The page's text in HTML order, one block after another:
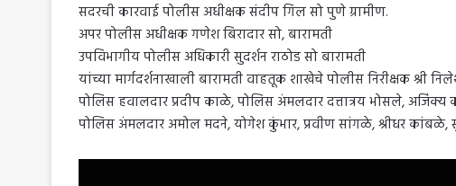
सदरची कारवाई पोलीस अधीक्षक संदीप गिल सो पुणे ग्रामीण.
अपर पोलीस अधीक्षक गणेश बिरादार सो, बारामती
उपविभागीय पोलीस अधिकारी सुदर्शन राठोड सो बारामती
यांच्या मार्गदर्शनाखाली बारामती वाहतूक शाखेचे पोलीस निरीक्षक श्री
पोलिस हवालदार प्रदीप काळे, पोलिस अंमलदार दत्तात्रय भोसले,
पोलिस अंमलदार अमोल मदने, योगेश कुंभार, प्रवीण सांगळे, श्रीधर